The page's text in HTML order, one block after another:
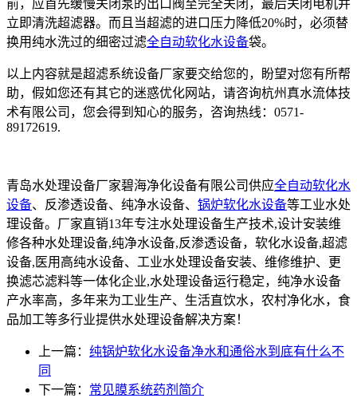
前，应首先缓慢关闭泵的出口阀至完全关闭，最后关闭电机并
立即清洗超滤器。而且当超滤的进口压力降低20%时，必须替
换用纯水洗过的细密过滤全自动软化水设备袋。
以上内容就是超滤系统设备厂家要交给您的，盼望对您有所帮
助，假如您还有其它的迷惑优化网站，请咨询杭州真水流体技
术有限公司，您会得到知心的服务，咨询热线：0571-
89172619.
青岛水处理设备厂家碧海净化设备有限公司供应全自动软化水
设备、反渗透设备、纯净水设备、 锅炉软化水设备等工业水处
理设备。厂家直销13年专注水处理设备生产技术,设计安装维
修各种水处理设备,纯净水设备,反渗透设备，软化水设备,超滤
设备,医用高纯水设备、工业水处理设备安装、维修维护、更
换滤芯滤料等一体化企业,水处理设备运行稳定，纯净水设备
产水率高，多年来为工业生产、生活直饮水，农村净化水，食
品加工等多行业提供水处理设备解决方案！
上一篇： 纯锅炉软化水设备净水和通俗水到底有什么不
同
下一篇： 常见膜系统药剂简介